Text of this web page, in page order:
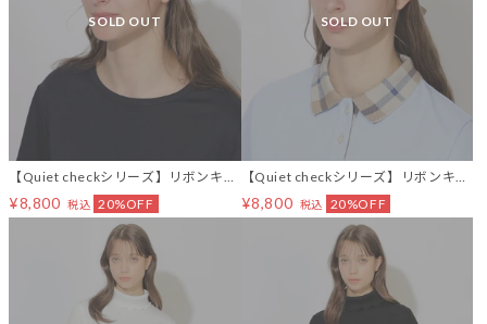
SOLD OUT
【Quiet checkシリーズ】リボンキャ
ップ
¥8,800 税込 20%OFF
SOLD OUT
【Quiet checkシリーズ】リボンキャ
ップ
¥8,800 税込 20%OFF